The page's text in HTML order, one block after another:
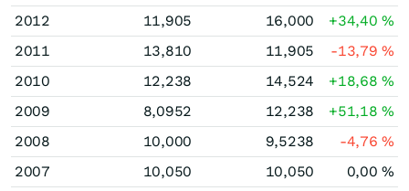
2012
11,905 16,000 +34,40%
2011
13,810 11,905 -13,79%
2010
12,238 14,524 +18,68%
2009
8,0952 12,238 +51,18%
2008
10,000 9,5238 -4,76%
2007
10,050 10,050 0,00%